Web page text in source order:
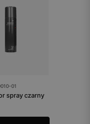
01
spray czarny